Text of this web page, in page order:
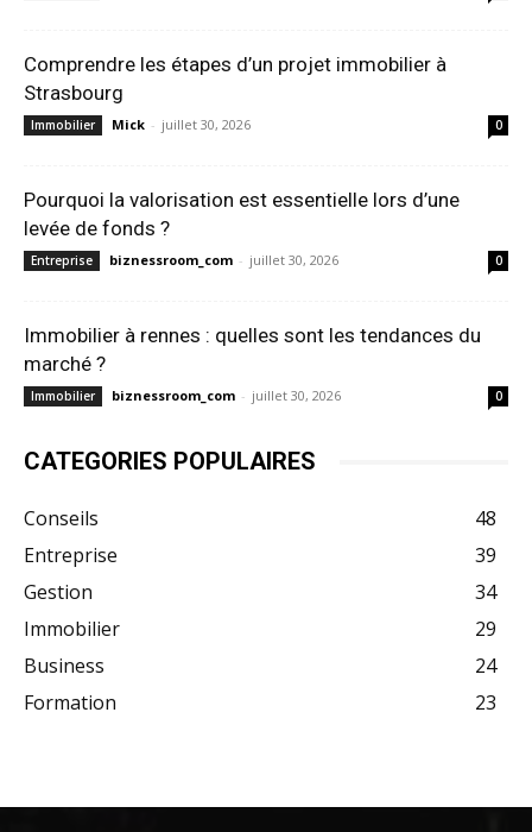
Comprendre les étapes d’un projet immobilier à
Strasbourg
Immobilier Mick - juillet 30, 2026 0
Pourquoi la valorisation est essentielle lors d’une
levée de fonds ?
Entreprise biznessroom_com - juillet 30, 2026 0
Immobilier à rennes : quelles sont les tendances du
marché ?
Immobilier biznessroom_com - juillet 30, 2026 0
CATEGORIES POPULAIRES
Conseils
48
Entreprise
39
Gestion
34
Immobilier
29
Business
24
Formation
23